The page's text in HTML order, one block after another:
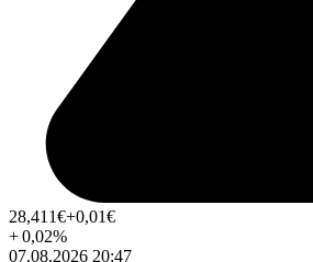
28,411€+0,01€
+0,02%
07.08.2026 20:47